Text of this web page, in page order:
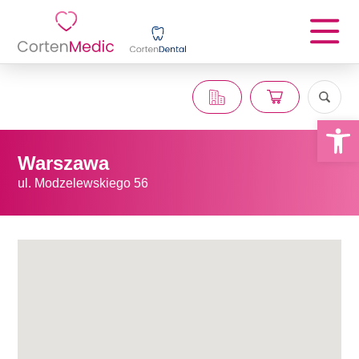
Warszawa
ul. Modzelewskiego 56